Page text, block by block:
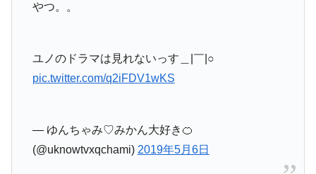
やつ。。
ユノのドラマは見れないっす＿|￣|○
pic.twitter.com/q2iFDV1wKS
— ゆんちゃみ♡みかん大好き🍊
(@uknowtvxqchami) 2019年5月6日